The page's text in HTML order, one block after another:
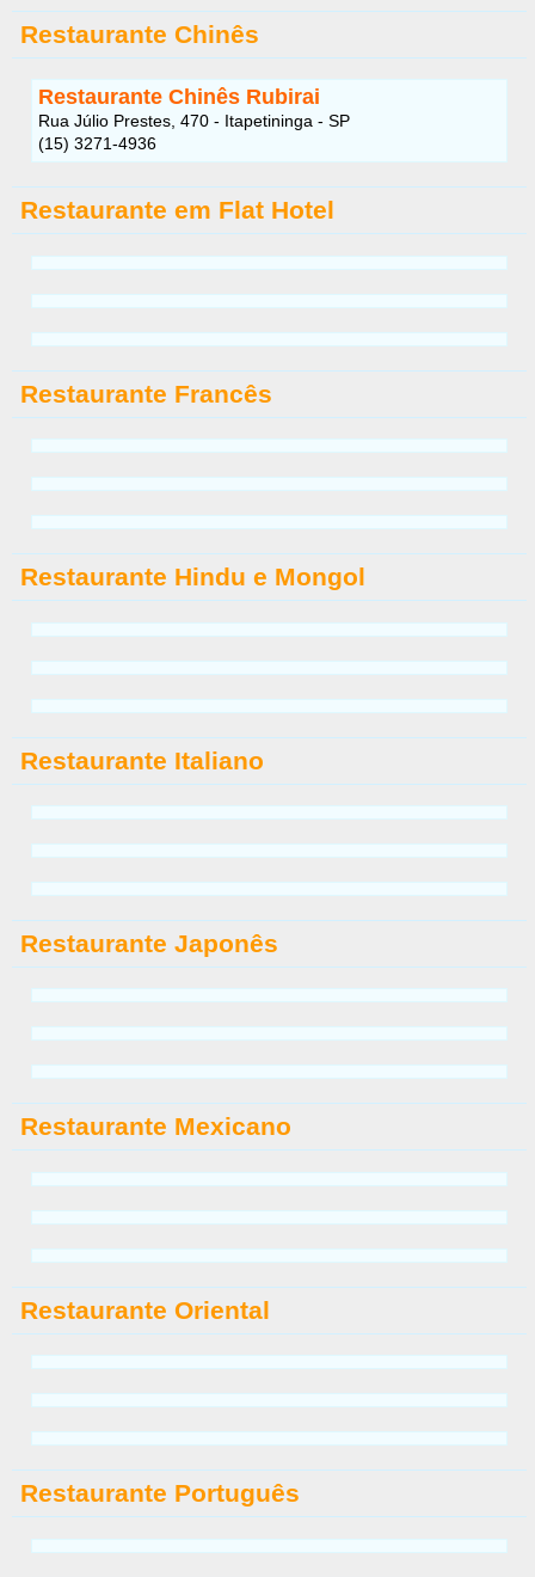
Restaurante Chinês
Restaurante Chinês Rubirai
Rua Júlio Prestes, 470 - Itapetininga - SP
(15) 3271-4936
Restaurante em Flat Hotel
Restaurante Francês
Restaurante Hindu e Mongol
Restaurante Italiano
Restaurante Japonês
Restaurante Mexicano
Restaurante Oriental
Restaurante Português